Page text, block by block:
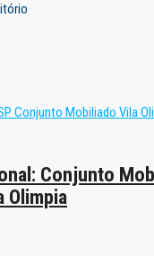
Conjunto
Olimpia